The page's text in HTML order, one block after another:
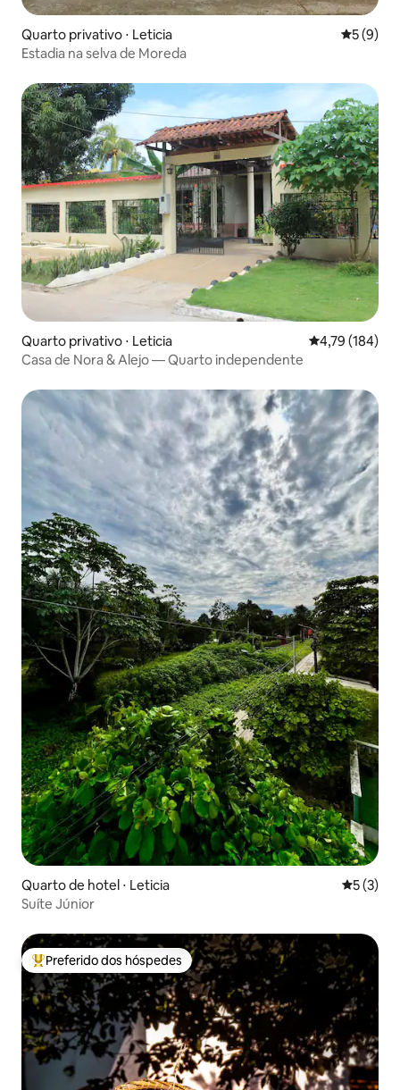
Quarto privativo ⋅ Leticia 5 de
5 (9)
Estadia na selva de Moreda
Quarto privativo ⋅ Leticia 4,79 de uma
4,79 (184)
Casa de Nora & Alejo — Quarto independente
Quarto de hotel ⋅ Leticia 5 de
5 (3)
Suíte Júnior
Entre os melhores preferidos dos hóspedes
Preferido dos hóspedes